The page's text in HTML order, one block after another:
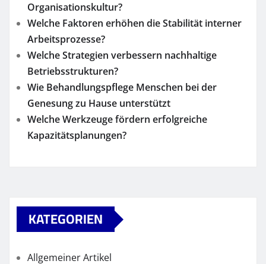
Organisationskultur?
Welche Faktoren erhöhen die Stabilität interner
Arbeitsprozesse?
Welche Strategien verbessern nachhaltige
Betriebsstrukturen?
Wie Behandlungspflege Menschen bei der
Genesung zu Hause unterstützt
Welche Werkzeuge fördern erfolgreiche
Kapazitätsplanungen?
KATEGORIEN
Allgemeiner Artikel